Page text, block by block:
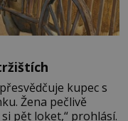
kupec s
Žena pečlivě
pět loket,“ prohlásí.